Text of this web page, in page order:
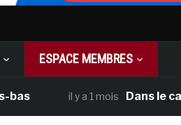
ESPACE MEMBRES
il y a 1 mois Dans le cadre